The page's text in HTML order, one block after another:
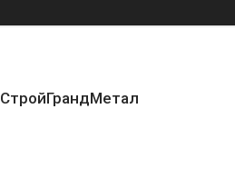
СтройГрандМетал